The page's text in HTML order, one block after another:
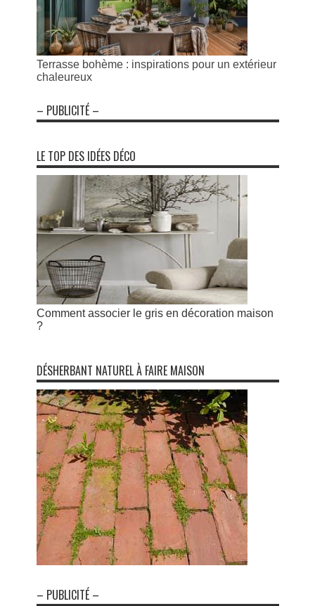
Terrasse bohème : inspirations pour un extérieur
chaleureux
– PUBLICITÉ –
LE TOP DES IDÉES DÉCO
Comment associer le gris en décoration maison
?
DÉSHERBANT NATUREL À FAIRE MAISON
– PUBLICITÉ –